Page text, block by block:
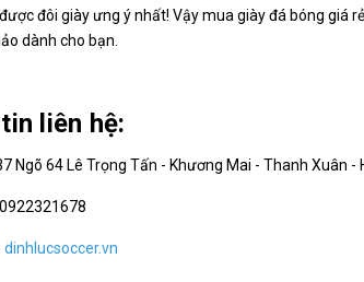
đôi giày ưng ý nhất! Vậy mua giày đá bóng giá
dành cho bạn.
liên hệ:
Ngõ 64 Lê Trọng Tấn - Khương Mai - Thanh Xuân -
0922321678
dinhlucsoccer.vn